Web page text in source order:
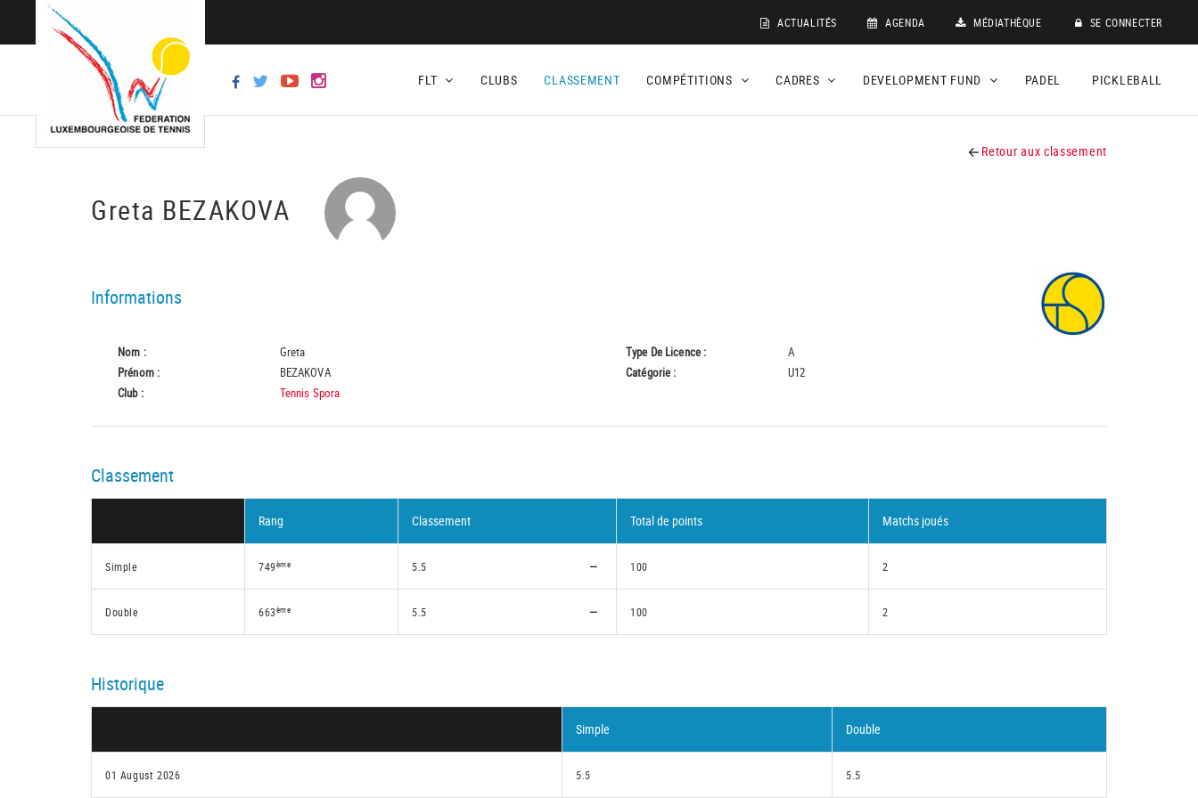
ACTUALITÉS AGENDA MÉDIATHÈQUE SE CONNECTER
FLT CLUBS CLASSEMENT COMPÉTITIONS CADRES DEVELOPMENT FUND PADEL PICKLEBALL
Retour aux classement
Greta BEZAKOVA
Informations
Nom :
Greta
Prénom :
BEZAKOVA
Club :
Tennis Spora
Type De Licence :
A
Catégorie :
U12
Classement
Rang Classement Total de points Matchs joués
Simple 749ème 5.5 100 2
Double 663ème 5.5 100 2
Historique
Simple Double
01 August 2026 5.5 5.5